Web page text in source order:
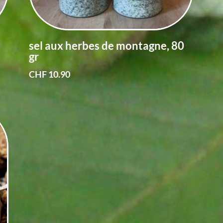
sel aux herbes de montagne, 80
gr
CHF10.90